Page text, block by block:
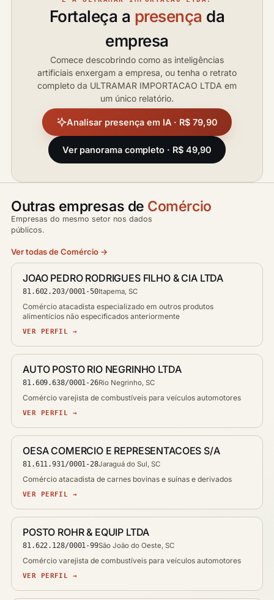
Fortaleça a presença da
empresa
Comece descobrindo como as inteligências
artificiais enxergam a empresa, ou tenha o retrato
completo da ULTRAMAR IMPORTACAO LTDA em
um único relatório.
Analisar presença em IA · R$ 79,90
Ver panorama completo · R$ 49,90
Outras empresas de Comércio
Empresas do mesmo setor nos dados
públicos.
Ver todas de Comércio →
JOAO PEDRO RODRIGUES FILHO & CIA LTDA
81.602.203/0001-50Itapema, SC
Comércio atacadista especializado em outros produtos
alimentícios não especificados anteriormente
VER PERFIL →
AUTO POSTO RIO NEGRINHO LTDA
81.609.638/0001-26Rio Negrinho, SC
Comércio varejista de combustíveis para veículos automotores
VER PERFIL →
OESA COMERCIO E REPRESENTACOES S/A
81.611.931/0001-28Jaraguá do Sul, SC
Comércio atacadista de carnes bovinas e suínas e derivados
VER PERFIL →
POSTO ROHR & EQUIP LTDA
81.622.128/0001-99São João do Oeste, SC
Comércio varejista de combustíveis para veículos automotores
VER PERFIL →